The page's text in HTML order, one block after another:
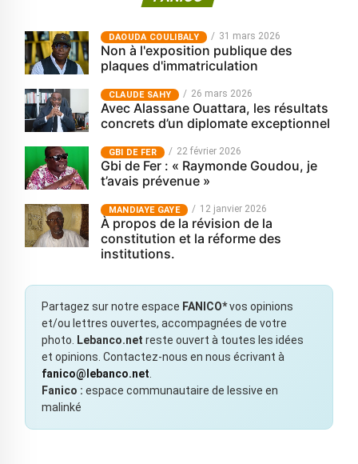
‎DAOUDA COULIBALY 31 mars 2026
Non à l'exposition publique des
plaques d'immatriculation
CLAUDE SAHY 26 mars 2026
Avec Alassane Ouattara, les résultats
concrets d’un diplomate exceptionnel
GBI DE FER 22 février 2026
Gbi de Fer : « Raymonde Goudou, je
t’avais prévenue »
MANDIAYE GAYE 12 janvier 2026
À propos de la révision de la
constitution et la réforme des
institutions.
Partagez sur notre espace FANICO*vos opinions
et/ou lettres ouvertes, accompagnées de votre
photo.
Lebanco.net reste ouvert à toutes les idées
et opinions. Contactez-nous en nous écrivant à
fanico@lebanco.net
Fanico : espace communautaire de lessive en
malinké